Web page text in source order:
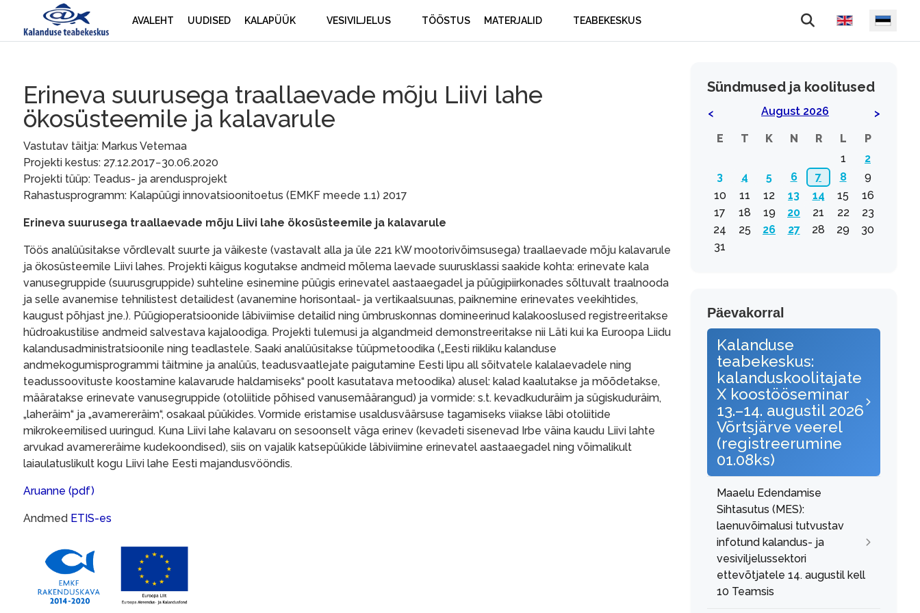
AVALEHT UUDISED KALAPÜÜK VESIVILJELUS TÖÖSTUS MATERJALID TEABEKESKUS Vali keel
Erineva suurusega traallaevade mõju Liivi lahe
ökosüsteemile ja kalavarule
Vastutav täitja: Markus Vetemaa
Projekti kestus: 27.12.2017−30.06.2020
Projekti tüüp: Teadus- ja arendusprojekt
Rahastusprogramm: Kalapüügi innovatsioonitoetus (EMKF meede 1.1) 2017
Erineva suurusega traallaevade mõju Liivi lahe ökosüsteemile ja kalavarule
Töös analüüsitakse võrdlevalt suurte ja väikeste (vastavalt alla ja üle 221 kW mootorivõimsusega) traallaevade mõju kalavarule
ja ökosüsteemile Liivi lahes. Projekti käigus kogutakse andmeid mõlema laevade suurusklassi saakide kohta: erinevate kala
vanusegruppide (suurusgruppide) suhteline esinemine püügis erinevatel aastaaegadel ja püügipiirkonades sõltuvalt traalnooda
ja selle avanemise tehnilistest detailidest (avanemine horisontaal- ja vertikaalsuunas, paiknemine erinevates veekihtides,
kaugust põhjast jne.). Püügioperatsioonide läbiviimise detailid ning ümbruskonnas domineerinud kalakooslused registreeritakse
hüdroakustilise andmeid salvestava kajaloodiga. Projekti tulemusi ja algandmeid demonstreeritakse nii Läti kui ka Euroopa Liidu
kalandusadministratsioonile ning teadlastele. Saaki analüüsitakse tüüpmetoodika („Eesti riikliku kalanduse
andmekogumisprogrammi täitmine ja analüüs, teadusvaatlejate paigutamine Eesti lipu all sõitvatele kalalaevadele ning
teadussoovituste koostamine kalavarude haldamiseks“ poolt kasutatava metoodika) alusel: kalad kaalutakse ja mõõdetakse,
määratakse erinevate vanusegruppide (otoliitide põhised vanusemäärangud) ja vormide: s.t. kevadkuduräim ja sügiskuduräim,
„laheräim“ ja „avamereräim“, osakaal püükides. Vormide eristamise usaldusväärsuse tagamiseks viiakse läbi otoliitide
mikrokeemilised uuringud. Kuna Liivi lahe kalavaru on sesoonselt väga erinev (kevadeti sisenevad Irbe väina kaudu Liivi lahte
arvukad avamereräime kudekoondised), siis on vajalik katsepüükide läbiviimine erinevatel aastaaegadel ning võimalikult
laiaulatuslikult kogu Liivi lahe Eesti majandusvööndis.
Aruanne (pdf)
Andmed ETIS-es
Sündmused ja koolitused
< August 2026
>
E
T K N R L
P
1
2
3
4 5 6 7 8
9
10
11 12 13 14 15
16
17
18 19 20 21 22
23
24
25 26 27 28 29
30
31
Päevakorral
Kalanduse
teabekeskus:
kalanduskoolitajate
X koostööseminar
13.–14. augustil 2026
Võrtsjärve veerel
(registreerumine
01.08ks)
Maaelu Edendamise
Sihtasutus (MES):
laenuvõimalusi tutvustav
infotund kalandus- ja
vesiviljelussektori
ettevõtjatele 14. augustil kell
10 Teamsis